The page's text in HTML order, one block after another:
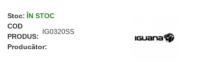
Stoc: ÎN STOC
COD
PRODUS:
IG0320SS
Producător: